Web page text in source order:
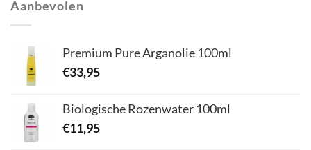
Aanbevolen
Premium Pure Arganolie 100ml
€33,95
Biologische Rozenwater 100ml
€11,95